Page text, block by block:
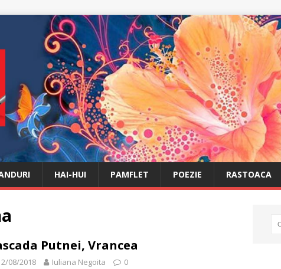
HAI-HUI PAMFLET POEZIE RASTOACA
Putnei, Vrancea
08/2018 Iuliana Negoita 0